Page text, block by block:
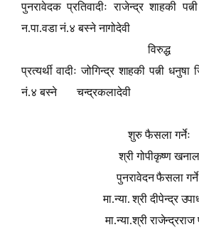
पुनरावेदक प्रतिवादीः राजेन्द्र शाहकी
न.पा.वडा नं.४ बस्ने नागोदेवी
विरुद्ध
प्रत्यर्थी वादीः जोगिन्द्र शाहकी पत्नी
नं.४ बस्ने चन्द्रकलादेवी
शुरु फैसला गर्नेः
श्री गोपीकृष्ण खनाल
पुनरावेदन फैसला
मा.न्या. श्री दीपेन्द्र
मा.न्या.श्री राजेन्द्रराज